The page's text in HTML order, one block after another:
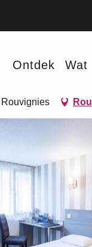
Ontdek Wat